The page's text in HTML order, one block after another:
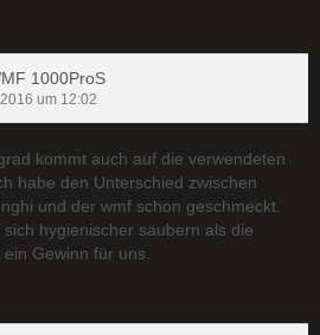
1000ProS
um 12:02
kommt auch auf die verwendeten
habe den Unterschied zwischen
und der wmf schon geschmeckt.
hygienischer säubern als die
Gewinn für uns.